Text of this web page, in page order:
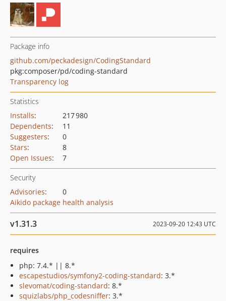
Package info
github.com/peckadesign/CodingStandard
pkg:composer/pd/coding-standard
Transparency log
Statistics
Installs:
217 980
Dependents:
11
Suggesters:
0
Stars:
8
Open Issues: 7
Security
Advisories:
0
Aikido package health analysis
v1.31.3 2023-09-20 12:43 UTC
requires
php: 7.4.* || 8.*
escapestudios/symfony2-coding-standard: 3.*
slevomat/coding-standard: 8.*
squizlabs/php_codesniffer: 3.*